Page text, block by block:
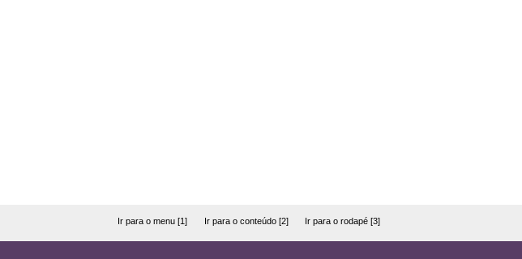
Ir para o menu [1] Ir para o conteúdo [2] Ir para o rodapé [3]